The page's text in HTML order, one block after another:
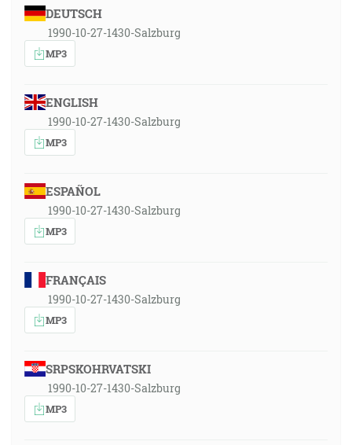
DEUTSCH
1990-10-27-1430-Salzburg
MP3
ENGLISH
1990-10-27-1430-Salzburg
MP3
ESPAÑOL
1990-10-27-1430-Salzburg
MP3
FRANÇAIS
1990-10-27-1430-Salzburg
MP3
SRPSKOHRVATSKI
1990-10-27-1430-Salzburg
MP3